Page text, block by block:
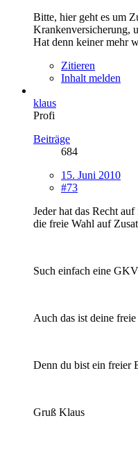
Bitte, hier geht es um
Krankenversicherung,
Hat denn keiner mehr
Zitieren
Inhalt melden
klaus
Profi
Beiträge
684
15. Juni 2010
#73
Jeder hat das Recht
die freie Wahl auf
Such einfach eine
Auch das ist deine
Denn du bist ein freier
Gruß Klaus